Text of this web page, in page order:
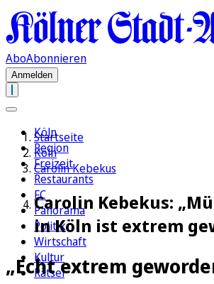
AboAbonnieren
Anmelden
Köln
Region
Freizeit
Restaurants
FC
Panorama
Politik
Wirtschaft
Kultur
Rätsel
Startseite
Köln
Carolin Kebekus
Carolin Kebekus:
in Köln ist extrem
„Echt extrem